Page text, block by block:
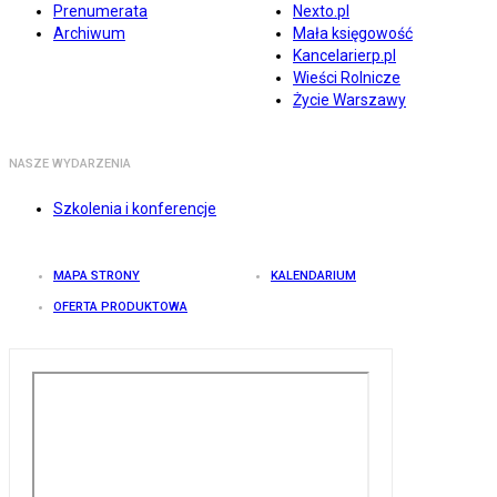
Prenumerata
Archiwum
Nexto.pl
Mała księgowość
Kancelarierp.pl
Wieści Rolnicze
Życie Warszawy
NASZE WYDARZENIA
Szkolenia i konferencje
MAPA STRONY KALENDARIUM
OFERTA PRODUKTOWA